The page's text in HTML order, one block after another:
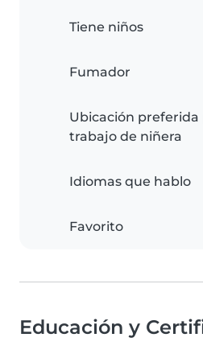
Tiene niños
Fumador
Ubicación preferida
trabajo de niñera
Idiomas que hablo
Favorito
Educación y